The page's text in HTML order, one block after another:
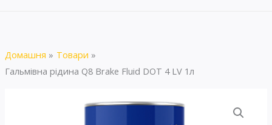
Домашня
Товари
Гальмівна рідина Q8 Brake Fluid DOT 4 LV 1л